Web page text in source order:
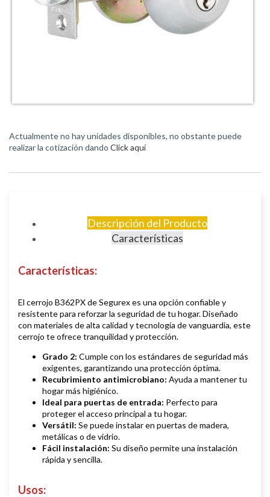
Actualmente no hay unidades disponibles, no obstante puede
realizar la cotización dando Click aquí
Descripción del Producto
Características
Características:
El cerrojo B362PX de Segurex es una opción confiable y
resistente para reforzar la seguridad de tu hogar. Diseñado
con materiales de alta calidad y tecnología de vanguardia, este
cerrojo te ofrece tranquilidad y protección.
Grado 2: Cumple con los estándares de seguridad más
exigentes, garantizando una protección óptima.
Recubrimiento antimicrobiano: Ayuda a mantener tu
hogar más higiénico.
Ideal para puertas de entrada: Perfecto para
proteger el acceso principal a tu hogar.
Versátil: Se puede instalar en puertas de madera,
metálicas o de vidrio.
Fácil instalación: Su diseño permite una instalación
rápida y sencilla.
Usos: